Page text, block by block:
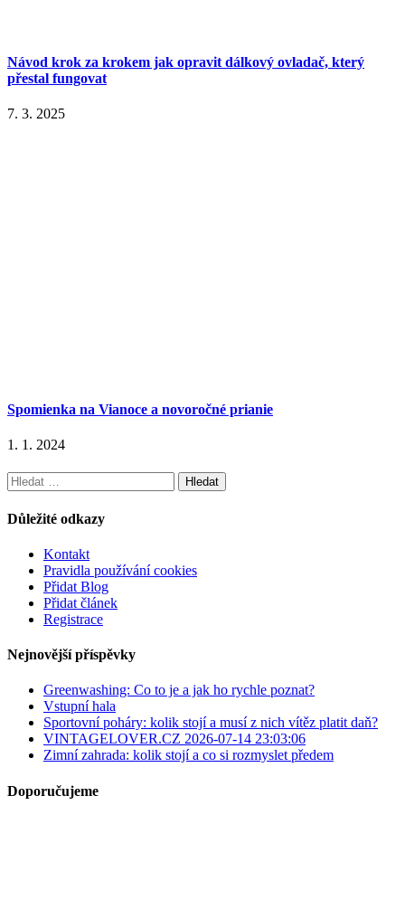
Návod krok za krokem jak opravit dálkový ovladač, který
přestal fungovat
7. 3. 2025
Spomienka na Vianoce a novoročné prianie
1. 1. 2024
Vyhledávání
Důležité odkazy
Kontakt
Pravidla používání cookies
Přidat Blog
Přidat článek
Registrace
Nejnovější příspěvky
Greenwashing: Co to je a jak ho rychle poznat?
Vstupní hala
Sportovní poháry: kolik stojí a musí z nich vítěz platit daň?
VINTAGELOVER.CZ 2026-07-14 23:03:06
Zimní zahrada: kolik stojí a co si rozmyslet předem
Doporučujeme